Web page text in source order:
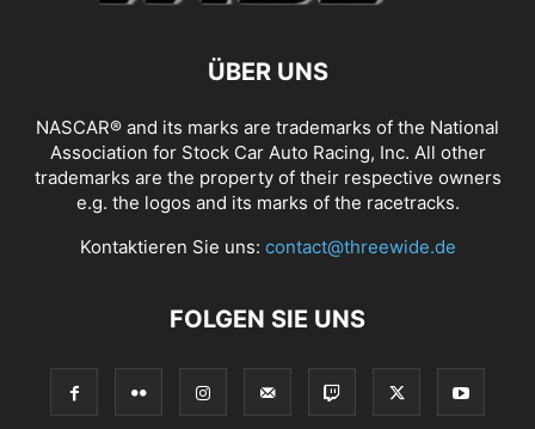
ÜBER UNS
NASCAR® and its marks are trademarks of the National
Association for Stock Car Auto Racing, Inc. All other
trademarks are the property of their respective owners
e.g. the logos and its marks of the racetracks.
Kontaktieren Sie uns: contact@threewide.de
FOLGEN SIE UNS